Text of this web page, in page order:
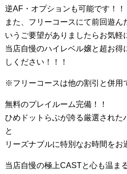
逆AF・オプションも可能です！！
また、フリーコースにて前回遊ん
いうご要望がありましたらお気軽
当店自慢のハイレベル嬢と超お得
しください！！！
※フリーコースは他の割引と併用
無料のプレイルーム完備！！
ひめドットらぶが誇る厳選された
と
リーズナブルに特別なお時間をお
当店自慢の極上CASTと心も温ま